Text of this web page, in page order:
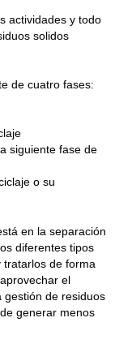
actividades y todo
solidos
de cuatro fases:
siguiente fase de
o su
en la separación
diferentes tipos
tratarlos de forma
el
gestión de residuos
generar menos